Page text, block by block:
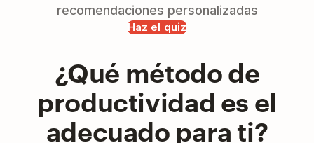
recomendaciones personalizadas
Haz el quiz
¿Qué método de
productividad es el
adecuado para ti?